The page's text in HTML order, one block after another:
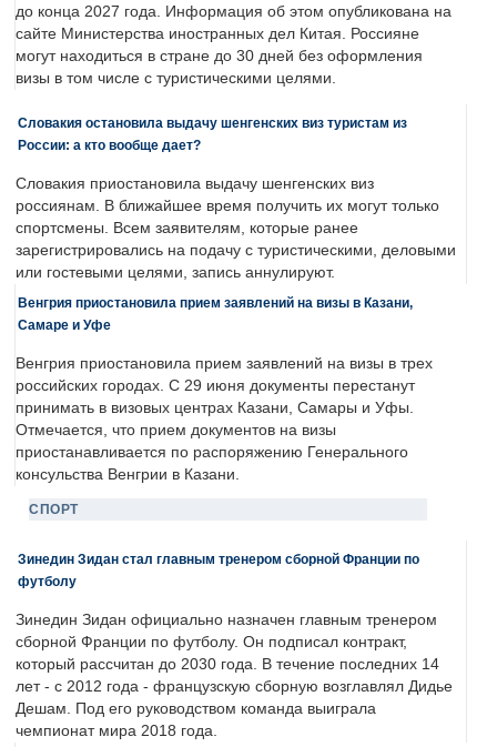
до конца 2027 года. Информация об этом опубликована на
сайте Министерства иностранных дел Китая. Россияне
могут находиться в стране до 30 дней без оформления
визы в том числе с туристическими целями.
Словакия остановила выдачу шенгенских виз туристам из
России: а кто вообще дает?
Словакия приостановила выдачу шенгенских виз
россиянам. В ближайшее время получить их могут только
спортсмены. Всем заявителям, которые ранее
зарегистрировались на подачу с туристическими, деловыми
или гостевыми целями, запись аннулируют.
Венгрия приостановила прием заявлений на визы в Казани,
Самаре и Уфе
Венгрия приостановила прием заявлений на визы в трех
российских городах. С 29 июня документы перестанут
принимать в визовых центрах Казани, Самары и Уфы.
Отмечается, что прием документов на визы
приостанавливается по распоряжению Генерального
консульства Венгрии в Казани.
СПОРТ
Зинедин Зидан стал главным тренером сборной Франции по
футболу
Зинедин Зидан официально назначен главным тренером
сборной Франции по футболу. Он подписал контракт,
который рассчитан до 2030 года. В течение последних 14
лет - с 2012 года - французскую сборную возглавлял Дидье
Дешам. Под его руководством команда выиграла
чемпионат мира 2018 года.